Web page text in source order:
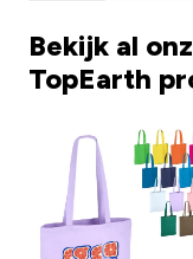
Bekijk al
TopEarth